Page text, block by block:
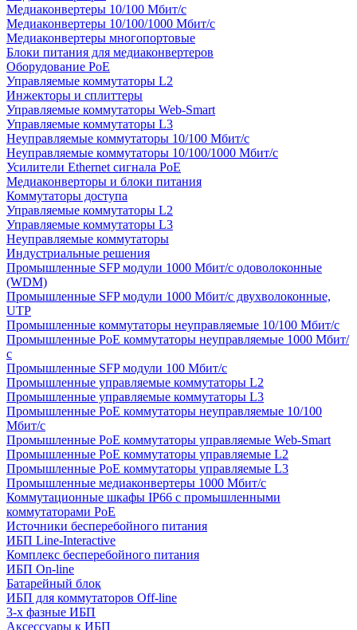
Медиаконвертеры 10/100 Мбит/с
Медиаконвертеры 10/100/1000 Мбит/c
Медиаконвертеры многопортовые
Блоки питания для медиаконвертеров
Оборудование PoE
Управляемые коммутаторы L2
Инжекторы и сплиттеры
Управляемые коммутаторы Web-Smart
Управляемые коммутаторы L3
Неуправляемые коммутаторы 10/100 Мбит/с
Неуправляемые коммутаторы 10/100/1000 Мбит/с
Усилители Ethernet сигнала PoE
Медиаконверторы и блоки питания
Коммутаторы доступа
Управляемые коммутаторы L2
Управляемые коммутаторы L3
Неуправляемые коммутаторы
Индустриальные решения
Промышленные SFP модули 1000 Мбит/c одоволоконные
(WDM)
Промышленные SFP модули 1000 Мбит/c двухволоконные,
UTP
Промышленные коммутаторы неуправляемые 10/100 Мбит/с
Промышленные PoE коммутаторы неуправляемые 1000 Мбит/
с
Промышленные SFP модули 100 Мбит/c
Промышленные управляемые коммутаторы L2
Промышленные управляемые коммутаторы L3
Промышленные PoE коммутаторы неуправляемые 10/100
Мбит/с
Промышленные PoE коммутаторы управляемые Web-Smart
Промышленные PoE коммутаторы управляемые L2
Промышленные PoE коммутаторы управляемые L3
Промышленные медиаконвертеры 1000 Мбит/с
Коммутационные шкафы IP66 c промышленными
коммутаторами PoE
Источники бесперебойного питания
ИБП Line-Interactive
Комплекс бесперебойного питания
ИБП On-line
Батарейный блок
ИБП для коммутаторов Off-line
3-х фазные ИБП
Аксессуары к ИБП